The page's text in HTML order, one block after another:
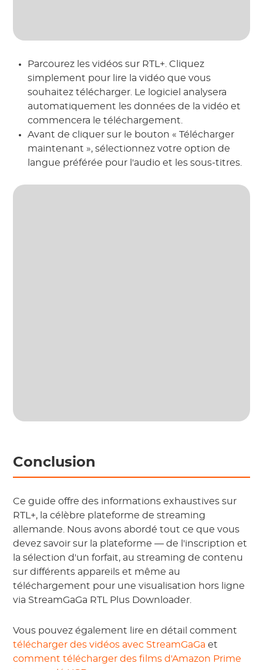
Parcourez les vidéos sur RTL+. Cliquez
simplement pour lire la vidéo que vous
souhaitez télécharger. Le logiciel analysera
automatiquement les données de la vidéo et
commencera le téléchargement.
Avant de cliquer sur le bouton « Télécharger
maintenant », sélectionnez votre option de
langue préférée pour l'audio et les sous-titres.
Conclusion
Ce guide offre des informations exhaustives sur
RTL+, la célèbre plateforme de streaming
allemande. Nous avons abordé tout ce que vous
devez savoir sur la plateforme — de l'inscription et
la sélection d'un forfait, au streaming de contenu
sur différents appareils et même au
téléchargement pour une visualisation hors ligne
via StreamGaGa RTL Plus Downloader.
Vous pouvez également lire en détail comment
télécharger des vidéos avec StreamGaGa et
comment télécharger des films d'Amazon Prime